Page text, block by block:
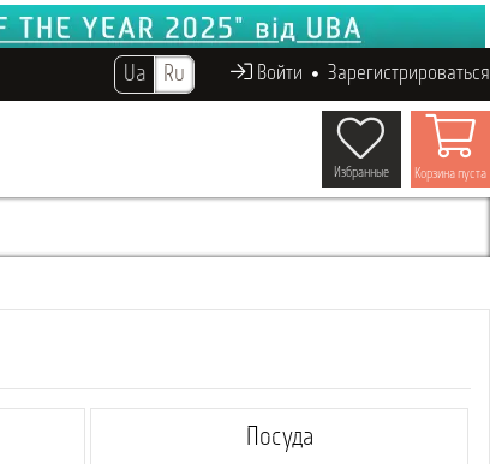
Войти Зарегистрироваться
Ua Ru
Корзина пуста
Избранные
Посуда